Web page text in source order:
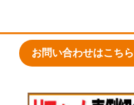
お問い合わせはこちら